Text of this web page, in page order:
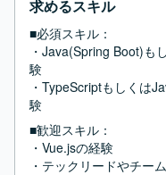
求めるスキル
■必須スキル：
・Java(Spring Boot)も
験
・TypeScriptもしくは
験
■歓迎スキル：
・Vue.jsの経験
・テックリードやチー